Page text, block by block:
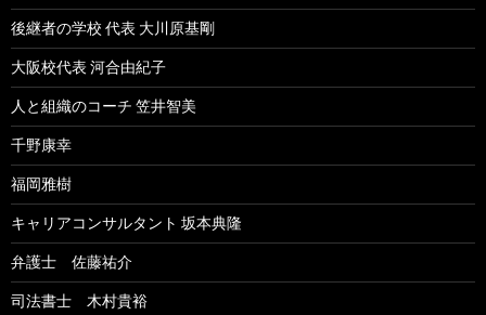
後継者の学校 代表 大川原基剛
大阪校代表 河合由紀子
人と組織のコーチ 笠井智美
千野康幸
福岡雅樹
キャリアコンサルタント 坂本典隆
弁護士 佐藤祐介
司法書士 木村貴裕